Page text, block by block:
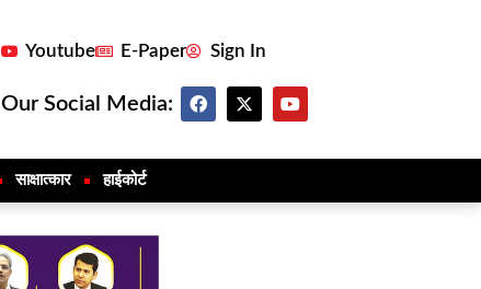
Youtube E-Paper Sign In
Our Social Media:
साक्षात्कार हाईकोर्ट